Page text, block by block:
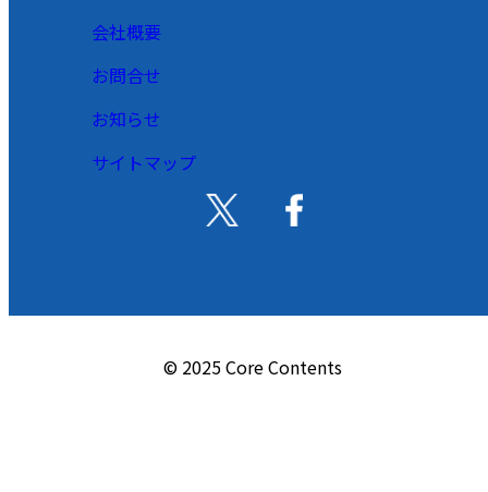
会社概要
お問合せ
お知らせ
サイトマップ
© 2025 Core Contents